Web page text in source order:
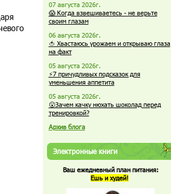
07 августа 2026г.
😱 Когда взвешиваетесь - не верьте
своим глазам
06 августа 2026г.
🍅 Хвастаюсь урожаем и открываю глаза
на факт
05 августа 2026г.
⚡7 причудливых подсказок для
уменьшения аппетита
05 августа 2026г.
😮Зачем качку нюхать шоколад перед
тренировкой?
Архив блога
Электронные книги
Ваш ежедневный план питания:
Ешь и худей!